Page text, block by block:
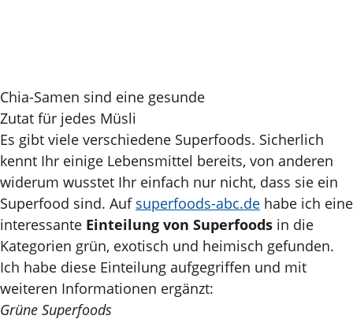
Chia-Samen sind eine gesunde
Zutat für jedes Müsli
Es gibt viele verschiedene Superfoods. Sicherlich
kennt Ihr einige Lebensmittel bereits, von anderen
widerum wusstet Ihr einfach nur nicht, dass sie ein
Superfood sind. Auf superfoods-abc.de habe ich eine
interessante Einteilung von Superfoods in die
Kategorien grün, exotisch und heimisch gefunden.
Ich habe diese Einteilung aufgegriffen und mit
weiteren Informationen ergänzt:
Grüne Superfoods